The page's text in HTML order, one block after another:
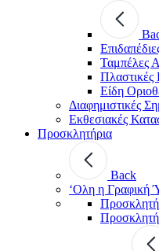
Ταμπέλες
Πλαστικές
Είδη
Διαφημιστικές
Εκθεσιακές
Προσκλητήρια
Back
‘Ολη η Γραφική